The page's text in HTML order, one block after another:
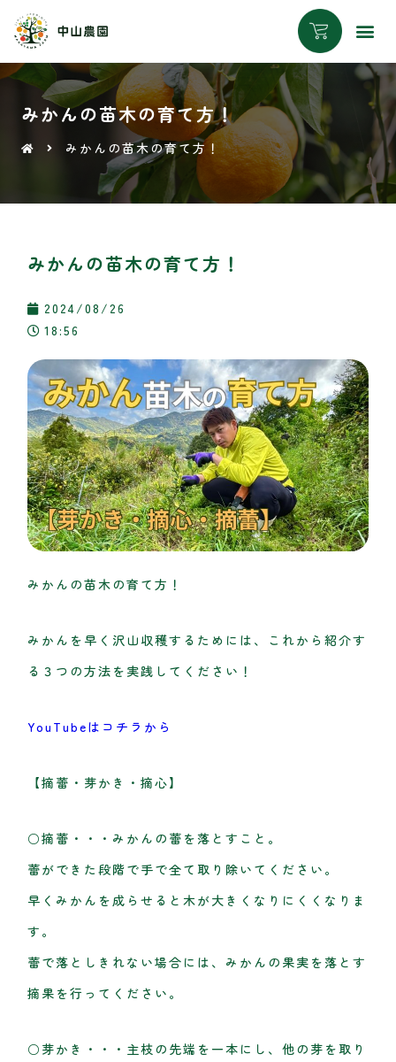
みかんの苗木の育て方！
みかんの苗木の育て方！
みかんの苗木の育て方！
2024/08/26
18:56
みかんの苗木の育て方！
みかんを早く沢山収穫するためには、これから紹介す
る３つの方法を実践してください！
YouTubeはコチラから
【摘蕾・芽かき・摘心】
○摘蕾・・・みかんの蕾を落とすこと。
蕾ができた段階で手で全て取り除いてください。
早くみかんを成らせると木が大きくなりにくくなりま
す。
蕾で落としきれない場合には、みかんの果実を落とす
摘果を行ってください。
○芽かき・・・主枝の先端を一本にし、他の芽を取り